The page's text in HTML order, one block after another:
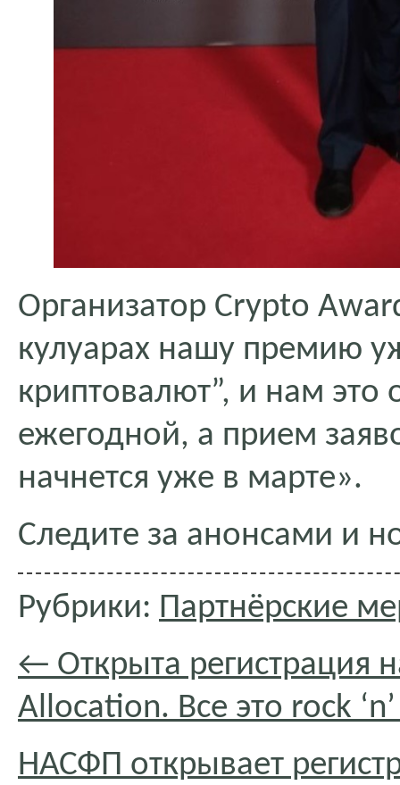
Организатор Crypto
кулуарах нашу премию
криптовалют”, и нам это
ежегодной, а прием
начнется уже в марте».
Следите за анонсами и
Рубрики: Партнёрские
← Открыта регистрация
Allocation. Все это rock
НАСФП открывает